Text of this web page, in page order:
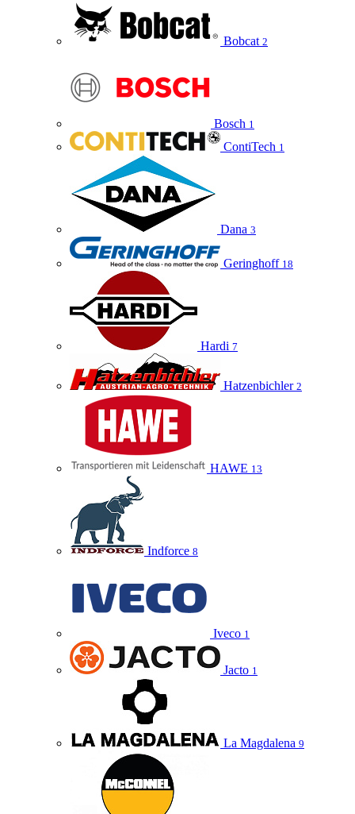
Bobcat 2
Bosch 1
ContiTech 1
Dana 3
Geringhoff 18
Hardi 7
Hatzenbichler 2
HAWE 13
Indforce 8
Iveco 1
Jacto 1
La Magdalena 9